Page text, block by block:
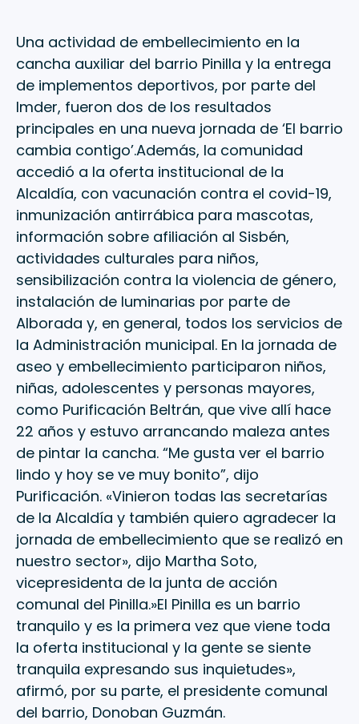
Una actividad de embellecimiento en la
cancha auxiliar del barrio Pinilla y la entrega
de implementos deportivos, por parte del
Imder, fueron dos de los resultados
principales en una nueva jornada de ‘El barrio
cambia contigo’.Además, la comunidad
accedió a la oferta institucional de la
Alcaldía, con vacunación contra el covid-19,
inmunización antirrábica para mascotas,
información sobre afiliación al Sisbén,
actividades culturales para niños,
sensibilización contra la violencia de género,
instalación de luminarias por parte de
Alborada y, en general, todos los servicios de
la Administración municipal. En la jornada de
aseo y embellecimiento participaron niños,
niñas, adolescentes y personas mayores,
como Purificación Beltrán, que vive allí hace
22 años y estuvo arrancando maleza antes
de pintar la cancha. “Me gusta ver el barrio
lindo y hoy se ve muy bonito”, dijo
Purificación. «Vinieron todas las secretarías
de la Alcaldía y también quiero agradecer la
jornada de embellecimiento que se realizó en
nuestro sector», dijo Martha Soto,
vicepresidenta de la junta de acción
comunal del Pinilla.»El Pinilla es un barrio
tranquilo y es la primera vez que viene toda
la oferta institucional y la gente se siente
tranquila expresando sus inquietudes»,
afirmó, por su parte, el presidente comunal
del barrio, Donoban Guzmán.